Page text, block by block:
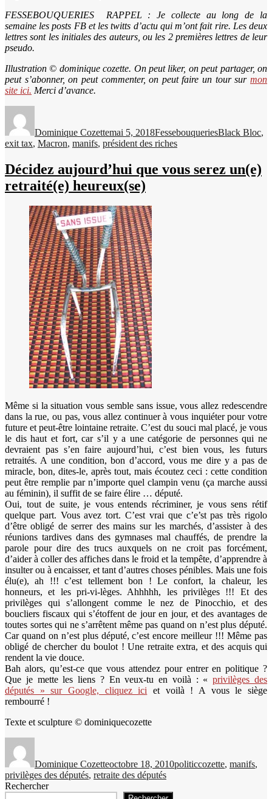
FESSEBOUQUERIES RAPPEL : Je collecte au long de la
semaine les posts FB et les twitts d’actu qui m’ont fait rire. Les deux
lettres sont les initiales des auteurs, ou les 2 premières lettres de leur
pseudo.
Illustration © dominique cozette. On peut liker, on peut partager, on
peut s’abonner, on peut commenter, on peut faire un tour sur mon
site ici. Merci d’avance.
Dominique Cozettemai 5, 2018FessebouqueriesBlack Bloc,
exit tax, Macron, manifs, président des riches
Décidez aujourd’hui que vous serez un(e)
retraité(e) heureux(se)
Même si la situation vous semble sans issue, vous allez redescendre
dans la rue, ou pas, vous allez continuer à vous inquiéter pour votre
future et peut-être lointaine retraite. C’est du souci mal placé, je vous
le dis haut et fort, car s’il y a une catégorie de personnes qui ne
devraient pas s’en faire aujourd’hui, c’est bien vous, les futurs
retraités. A une condition, bon d’accord, vous me dire y a pas de
miracle, bon, dites-le, après tout, mais écoutez ceci : cette condition
peut être remplie par n’importe quel clampin venu (ça marche aussi
au féminin), il suffit de se faire élire … député.
Oui, tout de suite, je vous entends récriminer, je vous sens rétif
quelque part. Vous avez tort. C’est vrai que c’e’st pas très rigolo
d’être obligé de serrer des mains sur les marchés, d’assister à des
réunions tardives dans des gymnases mal chauffés, de prendre la
parole pour dire des trucs auxquels on ne croit pas forcément,
d’aider à coller des affiches dans le froid et la tempête, d’apprendre à
insulter ou à encaisser, et tant d’autres choses pénibles. Mais une fois
élu(e), ah !!! c’est tellement bon ! Le confort, la chaleur, les
honneurs, et les pri-vi-lèges. Ahhhhh, les privilèges !!! Et des
privilèges qui s’allongent comme le nez de Pinocchio, et des
boucliers fiscaux qui s’étoffent de jour en jour, et des avantages de
toutes sortes qui ne s’arrêtent même pas quand on n’est plus député.
Car quand on n’est plus député, c’est encore meilleur !!! Même pas
obligé de chercher du boulot ! Une retraite extra, et des acquis qui
rendent la vie douce.
Bah alors, qu’est-ce que vous attendez pour entrer en politique ?
Que je mette les liens ? En veux-tu en voilà : «privilèges des
députés » sur Google, cliquez ici et voilà ! A vous le siège
rembourré !
Texte et sculpture © dominiquecozette
Dominique Cozetteoctobre 18, 2010politiccozette, manifs,
privilèges des députés, retraite des députés
Rechercher